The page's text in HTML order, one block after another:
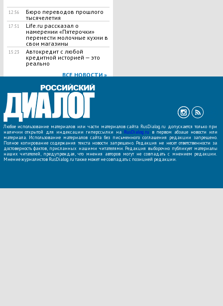
12:56
Бюро переводов прошлого
тысячелетия
17:51
Life.ru рассказал о
намерении «Пятерочки»
перенести молочные кухни в
свои магазины
15:23
Автокредит с любой
кредитной историей — это
реально
ВСЕ НОВОСТИ »
Любое использование материалов или части материалов сайта RusDialog.ru допускается только при
наличии открытой для индексации гиперссылки на RusDialog.ru в первом абзаце новости или
материала. Использование материалов сайта без письменного соглашения редакции запрещено.
Полное копирование содержания текста новости запрещено. Редакция не несет ответственности за
достоверность фактов, присланных нашими читателями. Редакция выборочно публикует материалы
наших читателей, предупреждая, что мнения авторов могут не совпадать с мнением редакции.
Мнение журналистов RusDialog.ru также может не совпадать с позицией редакции.